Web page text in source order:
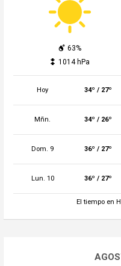
63%
1014 hPa
Hoy 34º / 27º
Mñn. 34º / 26º
Dom. 9 36º / 27º
Lun. 10 36º / 27º
El tiempo en